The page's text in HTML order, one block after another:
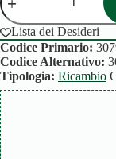
VK150
quantità
Lista dei Desideri
Codice Primario:
Codice Alternativo:
Tipologia: Ricambio